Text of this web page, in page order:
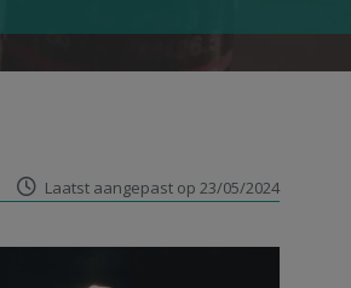
Laatst aangepast op 23/05/2024